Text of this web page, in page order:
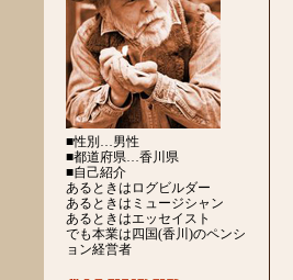
■性別…男性
■都道府県…香川県
■自己紹介
あるときはログビルダー
あるときはミュージシャン
あるときはエッセイスト
でも本業は四国(香川)のペンシ
ョン経営者